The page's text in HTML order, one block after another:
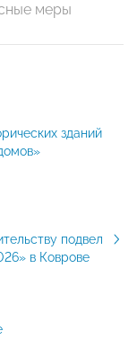
меры
зданий
подвел
в Коврове